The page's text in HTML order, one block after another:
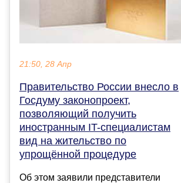
21:50, 28 Апр
Правительство России внесло в
Госдуму законопроект,
позволяющий получить
иностранным IT-специалистам
вид на жительство по
упрощённой процедуре
Об этом заявили представители